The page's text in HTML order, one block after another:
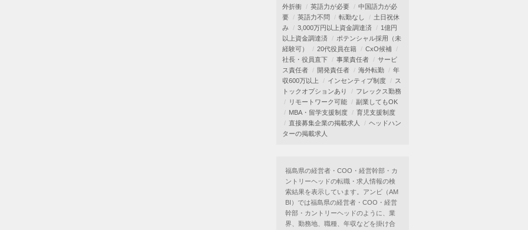
外折衝
英語力が必要
中国語力が必
要
英語力不問 転勤なし
土日祝休
み
3,000万円以上資金調達済
1億円
以上資金調達済
ポテンシャル採用（未
経験可）
20代役員在籍
CxO候補
社長・役員直下
事業責任者
サービ
ス責任者
開発責任者 海外転勤
年
収600万以上
インセンティブ制度
ス
トックオプションあり
フレックス勤務
リモートワーク可能
副業してもOK
MBA・留学支援制度
育児支援制度
直接募集企業の掲載求人
ヘッドハン
ターの掲載求人
福島県の経営者・COO・経営幹部・カ
ントリーヘッドの転職・求人情報の検
索結果を表示しています。アンビ（AM
BI）では福島県の経営者・COO・経営
幹部・カントリーヘッドのように、業
界、勤務地、職種、年収などを掛け合